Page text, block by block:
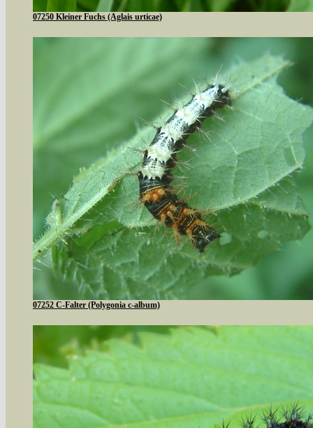
07250 Kleiner Fuchs (Aglais urticae)
07252 C-Falter (Polygonia c-album)